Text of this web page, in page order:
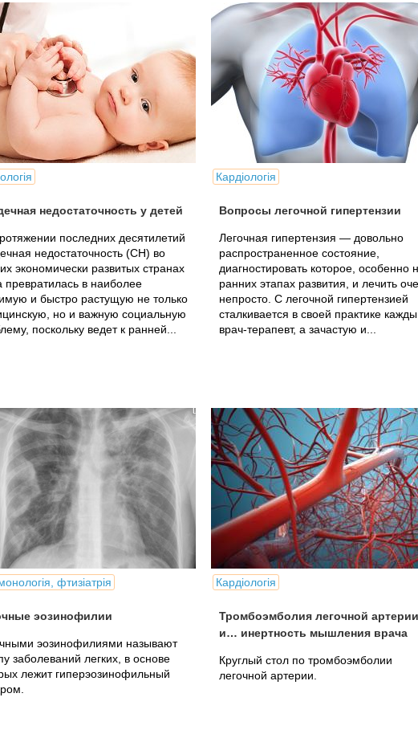
недостаточность у детей
последних десятилетий
недостаточность (СН) во
экономически развитых странах
превратилась в наиболее
и быстро растущую не только
но и важную социальную
поскольку ведет к ранней...
Кардіологія
Вопросы легочной гипертензии
Легочная гипертензия — довольно
распространенное состояние,
диагностировать которое, особенно
ранних этапах развития, и лечить
непросто. С легочной гипертензией
сталкивается в своей практике
врач-терапевт, а зачастую и...
фтизіатрія
эозинофилии
эозинофилиями называют
заболеваний легких, в основе
лежит гиперэозинофильный
Кардіологія
Тромбоэмболия легочной артерии
и… инертность мышления врача
Круглый стол по тромбоэмболии
легочной артерии.